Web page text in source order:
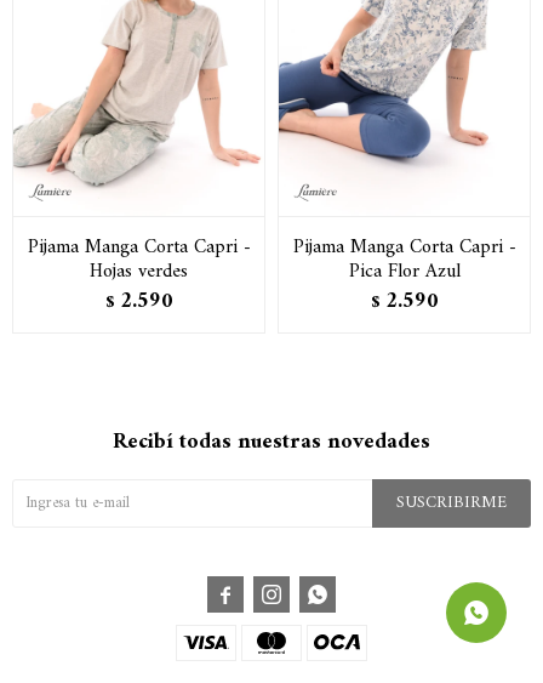
Pijama Manga Corta Capri -
Hojas verdes
$ 2.590
Pijama Manga Corta Capri -
Pica Flor Azul
$ 2.590
Recibí todas nuestras novedades
SUSCRIBIRME
  